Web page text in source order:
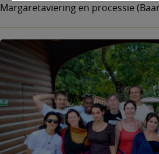
Margaretaviering en processie